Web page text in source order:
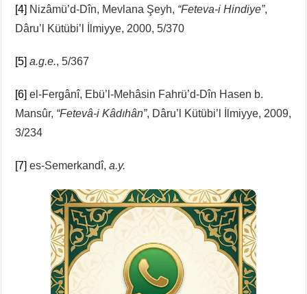
[4] Nizâmü’d-Dîn, Mevlana Şeyh, “Feteva-i Hindiye”,
Dâru’l Kütübi’l İlmiyye, 2000, 5/370
[5] a.g.e., 5/367
[6] el-Fergânî, Ebü’l-Mehâsin Fahrü’d-Dîn Hasen b.
Mansûr, “Fetevâ-i Kâdıhân”, Dâru’l Kütübi’l İlmiyye, 2009,
3/234
[7] es-Semerkandî,a.y.